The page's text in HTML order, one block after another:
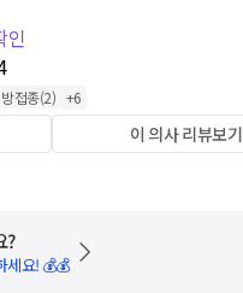
인
접종(2) +6
이 의사 리뷰보기
?
세요! 💰💰